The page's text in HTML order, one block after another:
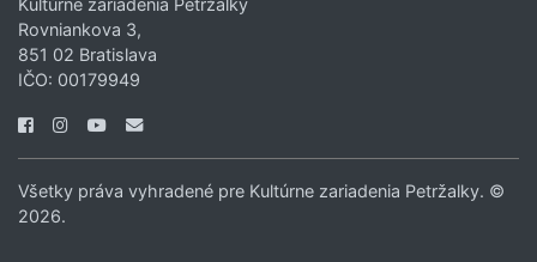
Rovniankova 3,
851 02 Bratislava
IČO: 00179949
Všetky práva vyhradené pre Kultúrne zariadenia Petržalky. ©
2026.